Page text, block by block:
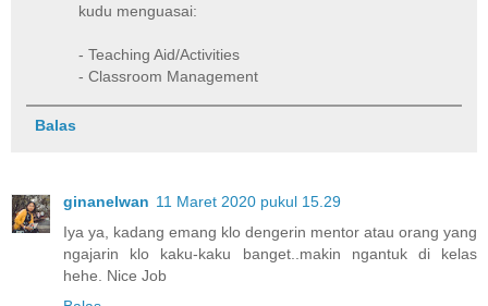
kudu menguasai:
- Teaching Aid/Activities
- Classroom Management
Balas
ginanelwan 11 Maret 2020 pukul 15.29
Iya ya, kadang emang klo dengerin mentor atau orang yang
ngajarin klo kaku-kaku banget..makin ngantuk di kelas
hehe. Nice Job